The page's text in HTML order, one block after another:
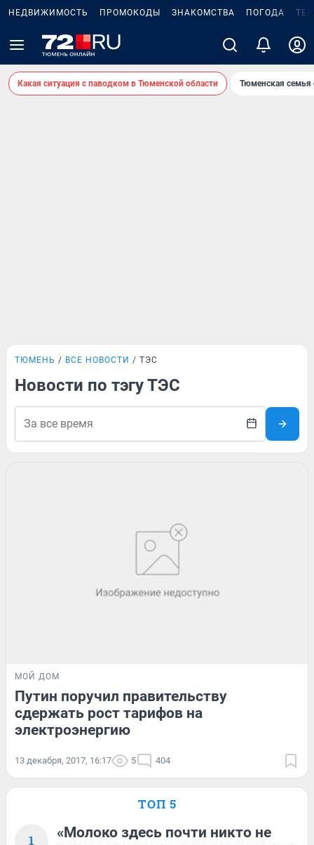
НЕДВИЖИМОСТЬ ПРОМОКОДЫ ЗНАКОМСТВА ПОГОДА
Какая ситуация с паводком в Тюменской области Тюменская семья
ТЮМЕНЬ ВСЕ НОВОСТИ ТЭС
Новости по тэгу ТЭС
МОЙ ДОМ
Путин поручил правительству
сдержать рост тарифов на
электроэнергию
13 декабря, 2017, 16:17 5 404
ТОП 5
1
«Молоко здесь почти никто не